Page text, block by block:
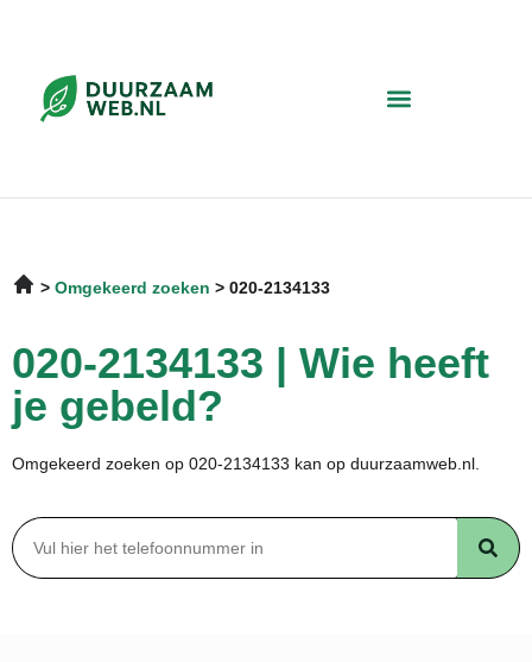
Omgekeerd zoeken 020-2134133
020-2134133 | Wie heeft
je gebeld?
Omgekeerd zoeken op 020-2134133 kan op duurzaamweb.nl.